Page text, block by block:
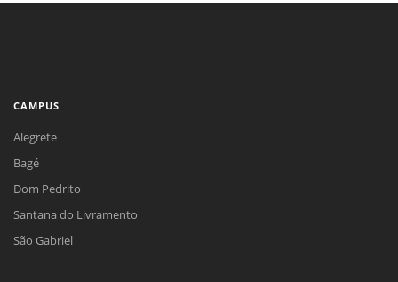
CAMPUS
Alegrete
Bagé
Dom Pedrito
Santana do Livramento
São Gabriel